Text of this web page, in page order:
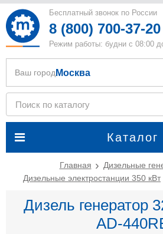
Бесплатный звонок по России
8 (800) 700-37-20
Режим работы: будни с 08:00
Каталог
Ваш город Москва
Главная
Дизельные
Дизельные электростанции 350 кВт
Дизель генератор
AD-